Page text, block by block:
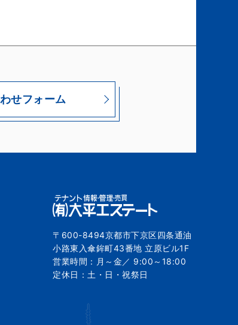
せフォーム
〒600-8494京都市下京区四条通油
小路東入傘鉾町43番地 立原ビル1F
営業時間：月～金／ 9:00～18:00
定休日：土・日・祝祭日